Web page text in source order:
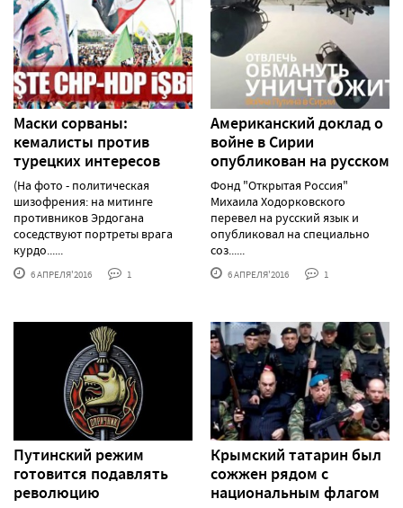
Маски сорваны:
кемалисты против
турецких интересов
(На фото - политическая
шизофрения: на митинге
противников Эрдогана
соседствуют портреты врага
курдо......
6 АПРЕЛЯ'2016 1
Американский доклад о
войне в Сирии
опубликован на русском
Фонд "Открытая Россия"
Михаила Ходорковского
перевел на русский язык и
опубликовал на специально
соз......
6 АПРЕЛЯ'2016 1
Путинский режим
готовится подавлять
революцию
Крымский татарин был
сожжен рядом с
национальным флагом